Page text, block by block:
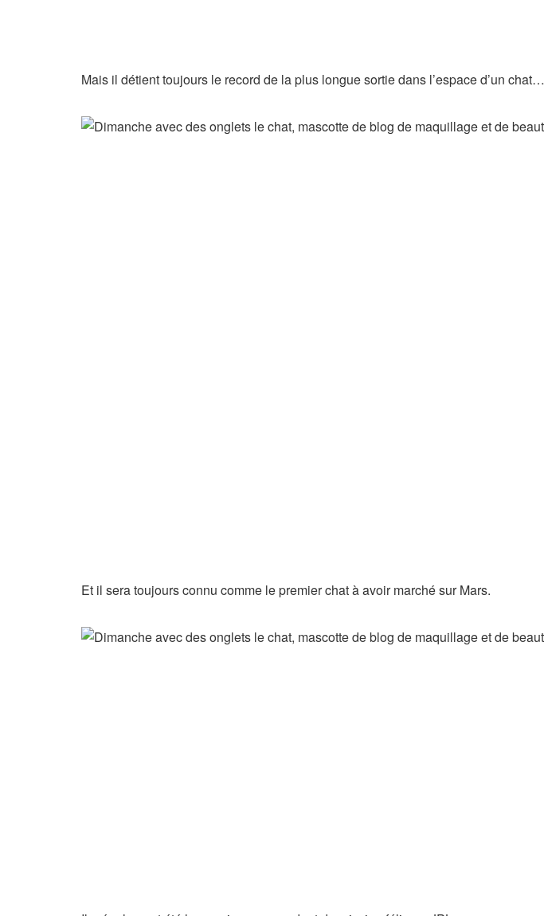
Mais il détient toujours le record de la plus longue sortie dans l’espace d’un chat…
Et il sera toujours connu comme le premier chat à avoir marché sur Mars.